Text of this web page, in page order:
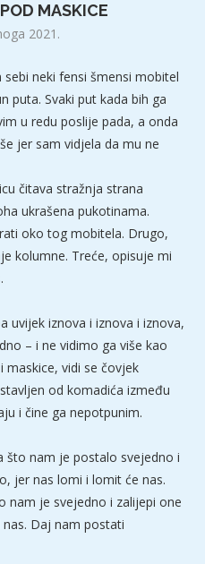
MASKICE
2021.
neki fensi šmensi mobitel
puta. Svaki put kada bih ga
u redu poslije pada, a onda
jer sam vidjela da mu ne
čitava stražnja strana
ukrašena pukotinama.
oko tog mobitela. Drugo,
kolumne. Treće, opisuje mi
uvijek iznova i iznova i iznova,
– i ne vidimo ga više kao
maskice, vidi se čovjek
od komadića između
i čine ga nepotpunim.
što nam je postalo svejedno i
jer nas lomi i lomit će nas.
nam je svejedno i zalijepi one
Daj nam postati